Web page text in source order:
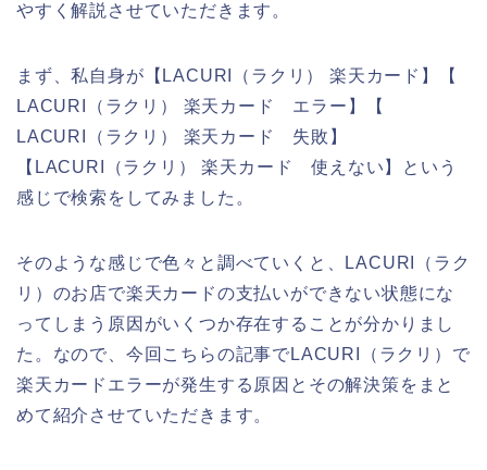
やすく解説させていただきます。
まず、私自身が【LACURI（ラクリ） 楽天カード】【
LACURI（ラクリ） 楽天カード エラー】【
LACURI（ラクリ） 楽天カード 失敗】
【LACURI（ラクリ） 楽天カード 使えない】という
感じで検索をしてみました。
そのような感じで色々と調べていくと、LACURI（ラク
リ）のお店で楽天カードの支払いができない状態にな
ってしまう原因がいくつか存在することが分かりまし
た。なので、今回こちらの記事でLACURI（ラクリ）で
楽天カードエラーが発生する原因とその解決策をまと
めて紹介させていただきます。